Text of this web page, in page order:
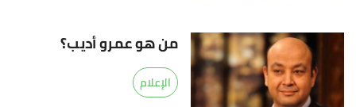
من هو عمرو أديب؟
الإعلام